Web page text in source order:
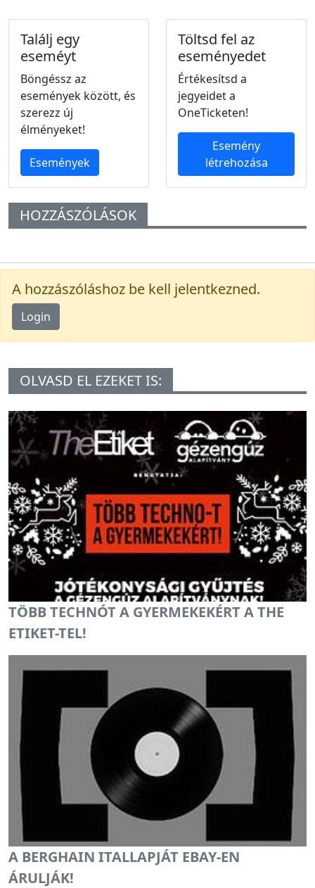
Találj egy
eseméyt
Böngéssz az
események között, és
szerezz új
élményeket!
Események
Töltsd fel az
eseményedet
Értékesítsd a
jegyeidet a
OneTicketen!
Esemény
létrehozása
HOZZÁSZÓLÁSOK
A hozzászóláshoz be kell jelentkezned.
Login
OLVASD EL EZEKET IS:
TÖBB TECHNÓT A GYERMEKEKÉRT A THE
ETIKET-TEL!
A BERGHAIN ITALLAPJÁT EBAY-EN
ÁRULJÁK!